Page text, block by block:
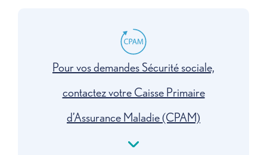
Pour vos demandes Sécurité sociale,
contactez votre Caisse Primaire
d’Assurance Maladie (CPAM)